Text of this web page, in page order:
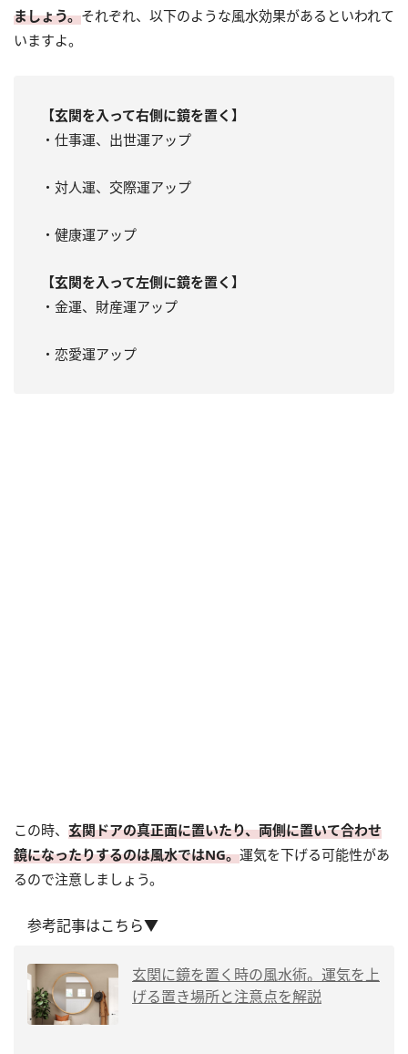
ましょう。それぞれ、以下のような風水効果があるといわれて
いますよ。
【玄関を入って右側に鏡を置く】
・仕事運、出世運アップ
・対人運、交際運アップ
・健康運アップ
【玄関を入って左側に鏡を置く】
・金運、財産運アップ
・恋愛運アップ
この時、 玄関ドアの真正面に置いたり、両側に置いて合わせ
鏡になったりするのは風水ではNG。運気を下げる可能性があ
るので注意しましょう。
参考記事はこちら▼
玄関に鏡を置く時の風水術。運気を上
げる置き場所と注意点を解説